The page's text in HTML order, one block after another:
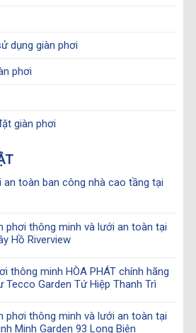
dụng giàn phơi
phơi
giàn phơi
an toàn ban công nhà cao tầng tại
phơi thông minh và lưới an toàn tại
Hồ Riverview
thông minh HÒA PHÁT chính hãng
Tecco Garden Tứ Hiệp Thanh Trì
phơi thông minh và lưới an toàn tại
Minh Garden 93 Long Biên